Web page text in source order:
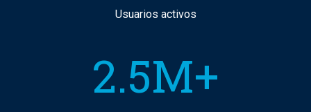
Usuarios activos
2.5M+